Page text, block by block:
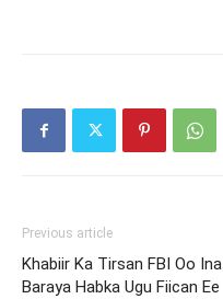
Previous article
Khabiir Ka Tirsan FBI Oo Ina
Baraya Habka Ugu Fiican Ee